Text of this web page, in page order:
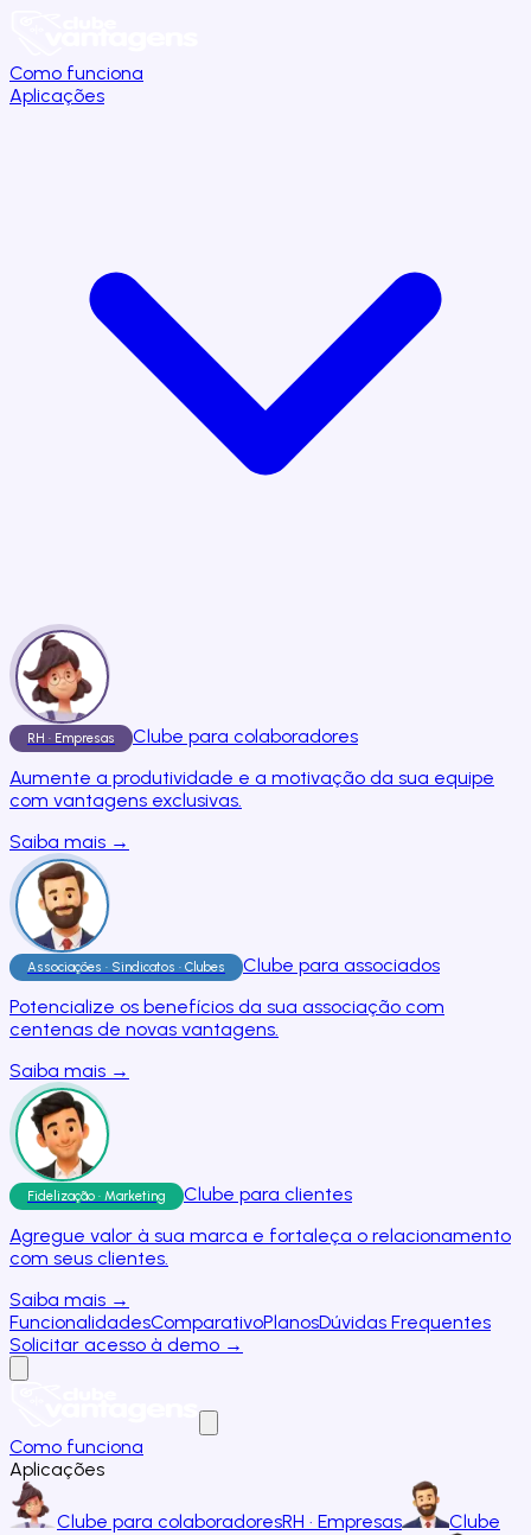
Como funciona
Aplicações
RH · Empresas
Clube para colaboradores
Aumente a produtividade e a motivação da sua equipe
com vantagens exclusivas.
Saiba mais →
Associações · Sindicatos · Clubes
Clube para associados
Potencialize os benefícios da sua associação com
centenas de novas vantagens.
Saiba mais →
Fidelização · Marketing
Clube para clientes
Agregue valor à sua marca e fortaleça o relacionamento
com seus clientes.
Saiba mais →
FuncionalidadesComparativoPlanosDúvidas Frequentes
Solicitar acesso à demo →
Como funciona
Aplicações
Clube para colaboradoresRH · Empresas Clube